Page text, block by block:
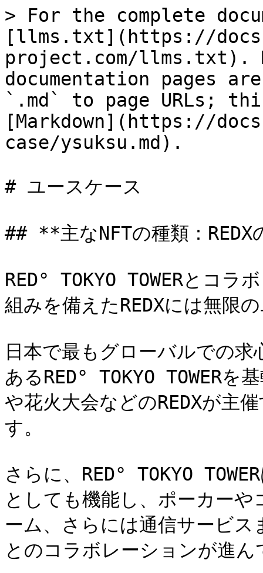
> For the complete
[llms.txt](https://
project.com/llms.txt).
documentation pages
`.md` to page URLs;
[Markdown](https://
case/ysuksu.md).
# ユースケース
## **主なNFTの種類：
RED° TOKYO TOWERとコラ
組みを備えたREDXには無限
日本で最もグローバルでの
あるRED° TOKYO TOWERを
や花火大会などのREDXが主
す。
さらに、RED° TOKYO
としても機能し、ポーカー
ーム、さらには通信サービ
とのコラボレーションが進ん